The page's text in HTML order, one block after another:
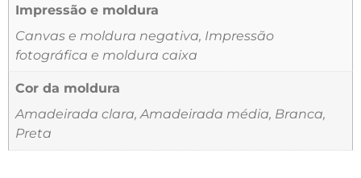
Impressão e moldura
Canvas e moldura negativa, Impressão
fotográfica e moldura caixa
Cor da moldura
Amadeirada clara, Amadeirada média, Branca,
Preta